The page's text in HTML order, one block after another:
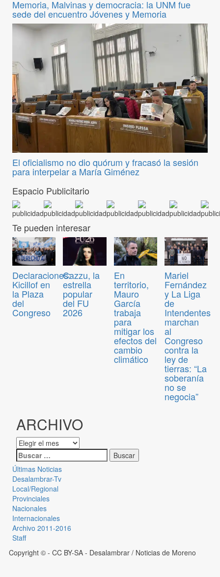
Memoria, Malvinas y democracia: la UNM fue
sede del encuentro Jóvenes y Memoria
El oficialismo no dio quórum y fracasó la sesión
para interpelar a María Giménez
Espacio Publicitario
Te pueden interesar
Declaraciones:
Kicillof en
la Plaza
del
Congreso
Cazzu, la
estrella
popular
del FU
2026
En
territorio,
Mauro
García
trabaja
para
mitigar los
efectos del
cambio
climático
Mariel
Fernández
y La Liga
de
Intendentes
marchan
al
Congreso
contra la
ley de
tierras: “La
soberanía
no se
negocia”
ARCHIVO
Últimas Noticias
Desalambrar-Tv
Local/Regional
Provinciales
Nacionales
Internacionales
Archivo 2011-2016
Staff
Copyright © - CC BY-SA - Desalambrar / Noticias de Moreno